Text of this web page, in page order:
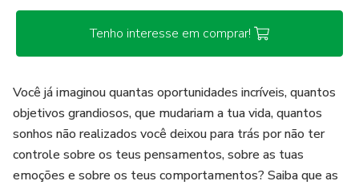
Tenho interesse em comprar!
Você já imaginou quantas oportunidades incríveis, quantos
objetivos grandiosos, que mudariam a tua vida, quantos
sonhos não realizados você deixou para trás por não ter
controle sobre os teus pensamentos, sobre as tuas
emoções e sobre os teus comportamentos? Saiba que as